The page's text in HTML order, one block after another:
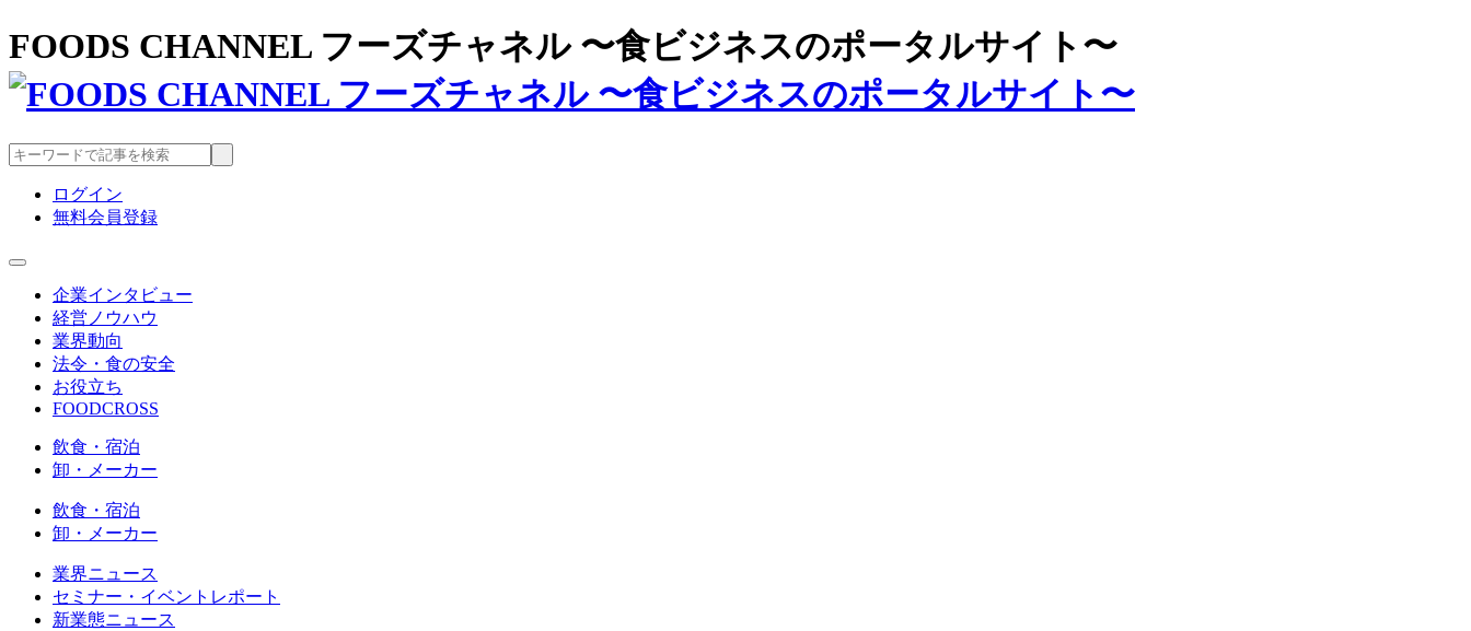
FOODS CHANNEL フーズチャネル 〜食ビジネスのポータルサイト〜
ログイン
無料会員登録
企業インタビュー
経営ノウハウ
業界動向
法令・食の安全
お役立ち
FOODCROSS
飲食・宿泊
卸・メーカー
飲食・宿泊
卸・メーカー
業界ニュース
セミナー・イベントレポート
新業態ニュース